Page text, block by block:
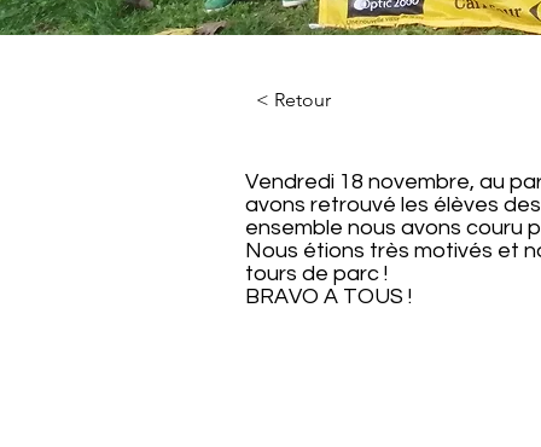
< Retour
Vendredi 18 novembre, au
avons retrouvé les élèves
ensemble nous avons couru
Nous étions très motivés et
tours de parc !
BRAVO A TOUS !